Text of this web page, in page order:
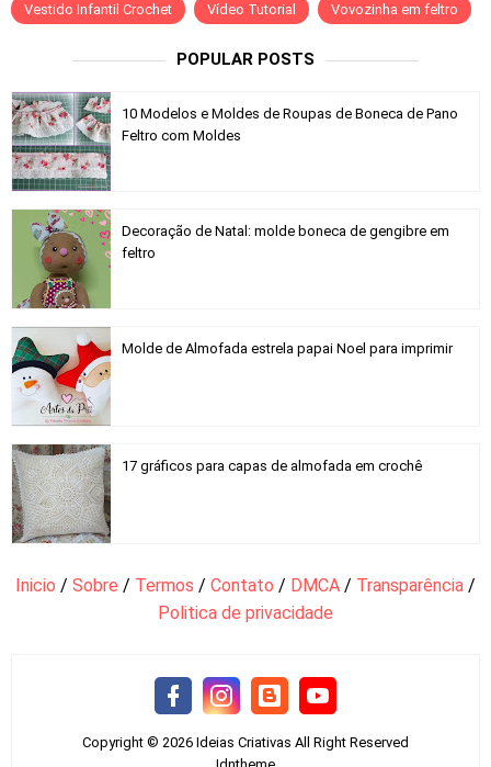
Vestido Infantil Crochet Vídeo Tutorial Vovozinha em feltro
POPULAR POSTS
10 Modelos e Moldes de Roupas de Boneca de Pano
Feltro com Moldes
Decoração de Natal: molde boneca de gengibre em
feltro
Molde de Almofada estrela papai Noel para imprimir
17 gráficos para capas de almofada em crochê
Inicio / Sobre / Termos / Contato / DMCA / Transparência /
Politica de privacidade
Copyright © 2026 Ideias Criativas All Right Reserved